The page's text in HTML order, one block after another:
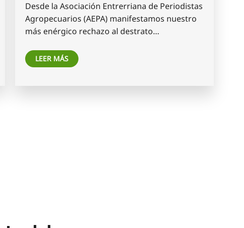
Desde la Asociación Entrerriana de Periodistas
Agropecuarios (AEPA) manifestamos nuestro
más enérgico rechazo al destrato…
LEER MÁS